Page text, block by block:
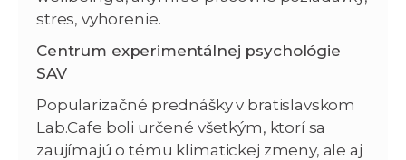
stres, vyhorenie.
Centrum experimentálnej psychológie
SAV
Popularizačné prednášky v bratislavskom
Lab.Cafe boli určené všetkým, ktorí sa
zaujímajú o tému klimatickej zmeny, ale aj